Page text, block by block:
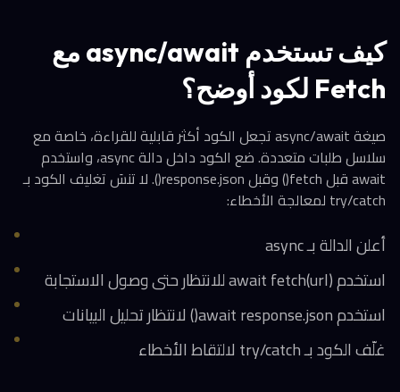
كيف تستخدم async/await مع
Fetch لكود أوضح؟
صيغة async/await تجعل الكود أكثر قابلية للقراءة، خاصة مع
سلاسل طلبات متعددة. ضع الكود داخل دالة async، واستخدم
await قبل fetch() وقبل response.json(). لا تنسَ تغليف الكود بـ
try/catch لمعالجة الأخطاء:
أعلن الدالة بـ async
استخدم await fetch(url) للانتظار حتى وصول الاستجابة
استخدم await response.json() لانتظار تحليل البيانات
غلّف الكود بـ try/catch لالتقاط الأخطاء